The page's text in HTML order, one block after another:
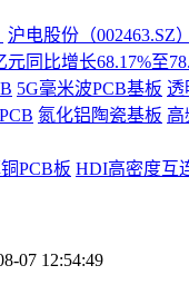
沪电股份（002463.SZ
同比增长68.17%至
5G毫米波PCB基板 透
氮化铝陶瓷基板 高
PCB板 HDI高密度互
07 12:54:49